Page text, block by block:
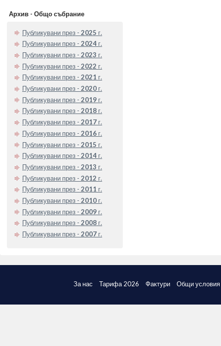
Архив - Общо събрание
Публикувани през - 2025 г.
Публикувани през - 2024 г.
Публикувани през - 2023 г.
Публикувани през - 2022 г.
Публикувани през - 2021 г.
Публикувани през - 2020 г.
Публикувани през - 2019 г.
Публикувани през - 2018 г.
Публикувани през - 2017 г.
Публикувани през - 2016 г.
Публикувани през - 2015 г.
Публикувани през - 2014 г.
Публикувани през - 2013 г.
Публикувани през - 2012 г.
Публикувани през - 2011 г.
Публикувани през - 2010 г.
Публикувани през - 2009 г.
Публикувани през - 2008 г.
Публикувани през - 2007 г.
За нас Тарифа 2026 Фактури Общи условия